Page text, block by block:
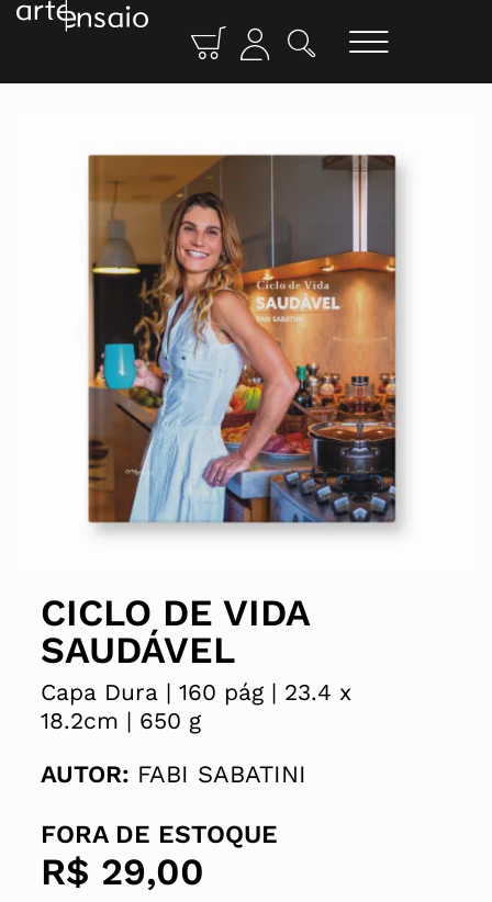
CICLO DE VIDA
SAUDÁVEL
Capa Dura | 160 pág | 23.4 x
18.2cm | 650 g
AUTOR: FABI SABATINI
FORA DE ESTOQUE
R$ 29,00